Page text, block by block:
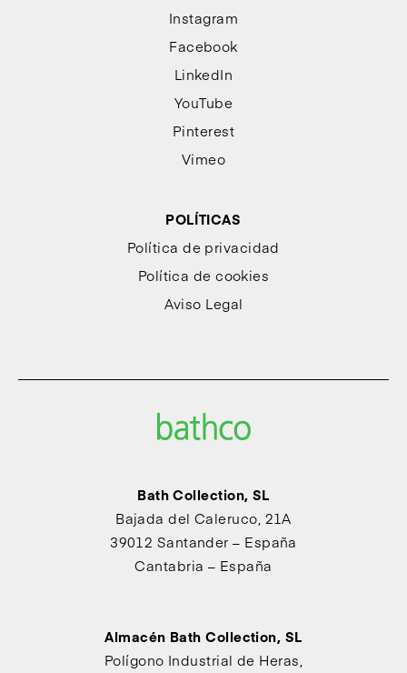
Instagram
Facebook
LinkedIn
YouTube
Pinterest
Vimeo
POLÍTICAS
Política de privacidad
Política de cookies
Aviso Legal
Bath Collection, SL
Bajada del Caleruco, 21A
39012 Santander – España
Cantabria – España
Almacén Bath Collection, SL
Polígono Industrial de Heras,